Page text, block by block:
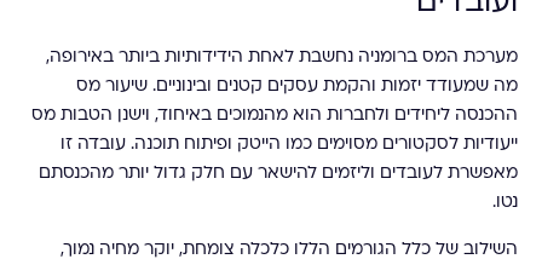
מערכת המס ברומניה נחשבת לאחת הידידותיות ביותר באירופה,
מה שמעודד יזמות והקמת עסקים קטנים ובינוניים. שיעור מס
ההכנסה ליחידים ולחברות הוא מהנמוכים באיחוד, וישנן הטבות מס
ייעודיות לסקטורים מסוימים כמו הייטק ופיתוח תוכנה. עובדה זו
מאפשרת לעובדים וליזמים להישאר עם חלק גדול יותר מהכנסתם
נטו.
השילוב של כלל הגורמים הללו כלכלה צומחת, יוקר מחיה נמוך,